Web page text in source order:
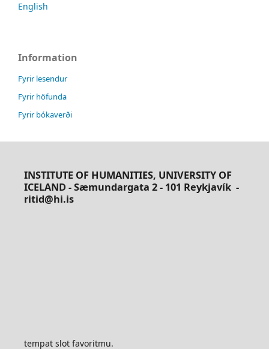
English
Information
Fyrir lesendur
Fyrir höfunda
Fyrir bókaverði
INSTITUTE OF HUMANITIES, UNIVERSITY OF
ICELAND - Sæmundargata 2 - 101 Reykjavík -
ritid@hi.is
tempat slot favoritmu.